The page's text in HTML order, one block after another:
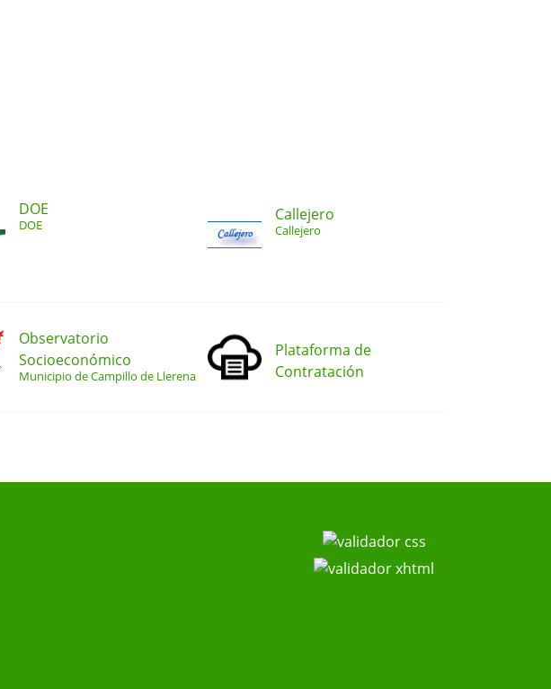
DOE
DOE
Callejero
Callejero
Observatorio
Socioeconómico
Municipio de Campillo de Llerena
Plataforma de
Contratación